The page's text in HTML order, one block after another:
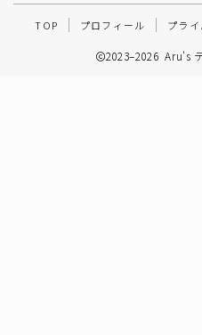
TOP プロフィール プラ
2023–2026 Aru's